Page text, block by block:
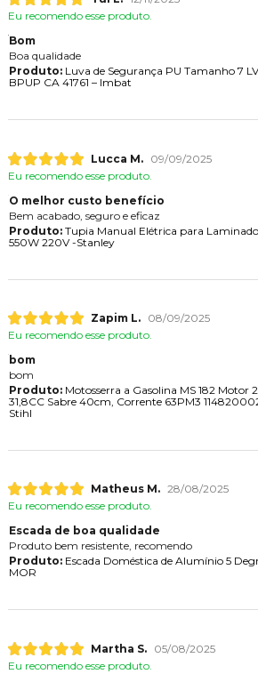
Eu recomendo esse produto.
Bom
Boa qualidade
Produto:Luva de Segurança PU Tamanho 7
BPUP CA 41761 – Imbat
Lucca M.
09/09/2025
Eu recomendo esse produto.
O melhor custo benefício
Bem acabado, seguro e eficaz
Produto:Tupia Manual Elétrica para
550W 220V -Stanley
Zapim L.
08/09/2025
Eu recomendo esse produto.
bom
bom
Produto:Motosserra a Gasolina MS 182 Motor
31,8CC Sabre 40cm, Corrente 63PM3
Stihl
Matheus M. 28/08/2025
Eu recomendo esse produto.
Escada de boa qualidade
Produto bem resistente, recomendo
Produto:Escada Doméstica de Alumínio 5
MOR
Martha S.
05/08/2025
Eu recomendo esse produto.